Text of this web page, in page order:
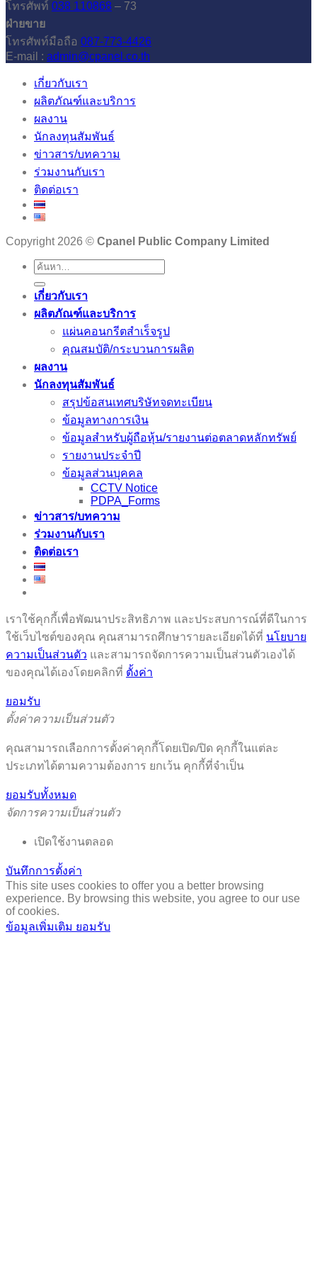
โทรศัพท์ 038 110868 – 73
ฝ่ายขาย
โทรศัพท์มือถือ 087-773-4426
E-mail : admin@cpanel.co.th
เกี่ยวกับเรา
ผลิตภัณฑ์และบริการ
ผลงาน
นักลงทุนสัมพันธ์
ข่าวสาร/บทความ
ร่วมงานกับเรา
ติดต่อเรา
Copyright 2026 © Cpanel Public Company Limited
เกี่ยวกับเรา
ผลิตภัณฑ์และบริการ
แผ่นคอนกรีตสำเร็จรูป
คุณสมบัติ/กระบวนการผลิต
ผลงาน
นักลงทุนสัมพันธ์
สรุปข้อสนเทศบริษัทจดทะเบียน
ข้อมูลทางการเงิน
ข้อมูลสำหรับผู้ถือหุ้น/รายงานต่อตลาดหลักทรัพย์
รายงานประจำปี
ข้อมูลส่วนบุคคล
CCTV Notice
PDPA_Forms
ข่าวสาร/บทความ
ร่วมงานกับเรา
ติดต่อเรา
เราใช้คุกกี้เพื่อพัฒนาประสิทธิภาพ และประสบการณ์ที่ดีในการ
ใช้เว็บไซต์ของคุณ คุณสามารถศึกษารายละเอียดได้ที่ นโยบาย
ความเป็นส่วนตัว และสามารถจัดการความเป็นส่วนตัวเองได้
ของคุณได้เองโดยคลิกที่ ตั้งค่า
ยอมรับ
ตั้งค่าความเป็นส่วนตัว
คุณสามารถเลือกการตั้งค่าคุกกี้โดยเปิด/ปิด คุกกี้ในแต่ละ
ประเภทได้ตามความต้องการ ยกเว้น คุกกี้ที่จำเป็น
ยอมรับทั้งหมด
จัดการความเป็นส่วนตัว
เปิดใช้งานตลอด
บันทึกการตั้งค่า
This site uses cookies to offer you a better browsing
experience. By browsing this website, you agree to our use
of cookies.
ข้อมูลเพิ่มเติม ยอมรับ